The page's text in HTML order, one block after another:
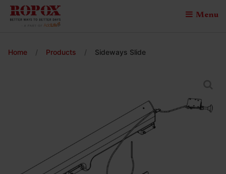
Menu
Home / Products / Sideways Slide